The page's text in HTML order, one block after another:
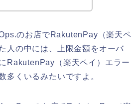
のお店でRakutenPay（楽天ペ
人の中には、上限金額をオーバ
RakutenPay（楽天ペイ）エラー
多くいるみたいですよ。